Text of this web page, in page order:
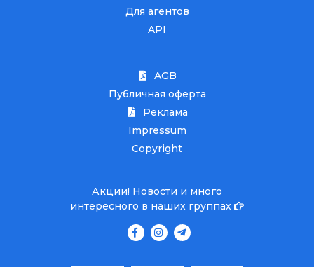
Для агентов
API
AGB
Публичная оферта
Реклама
Impressum
Copyright
Акции! Новости и много
интересного в наших группах